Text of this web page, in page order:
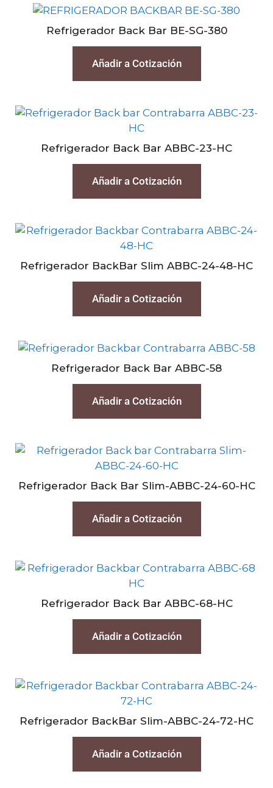
Refrigerador Back Bar BE-SG-380
Añadir a Cotización
Refrigerador Back Bar ABBC-23-HC
Añadir a Cotización
Refrigerador BackBar Slim ABBC-24-48-HC
Añadir a Cotización
Refrigerador Back Bar ABBC-58
Añadir a Cotización
Refrigerador Back Bar Slim-ABBC-24-60-HC
Añadir a Cotización
Refrigerador Back Bar ABBC-68-HC
Añadir a Cotización
Refrigerador BackBar Slim-ABBC-24-72-HC
Añadir a Cotización